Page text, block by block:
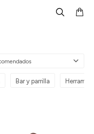
Bar y parrilla